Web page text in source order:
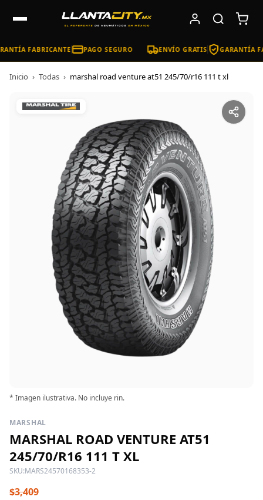
FABRICANTE PAGO SEGURO ENVÍO GRATIS GARANTÍA
Inicio › Todas › marshal road venture at51 245/70/r16 111 t xl
* Imagen ilustrativa. No incluye rin.
MARSHAL
MARSHAL ROAD VENTURE AT51
245/70/R16 111 T XL
SKU:MARS24570168353-2
$3,409